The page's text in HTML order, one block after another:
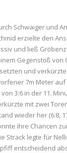
Schwaiger und
erzielte den
und ließ
Gegenstoß
und
7m Meter
3:6 in der 11.
mit zwei
wieder her (6:8,
ihre Chancen
Strack legte für
entscheidend